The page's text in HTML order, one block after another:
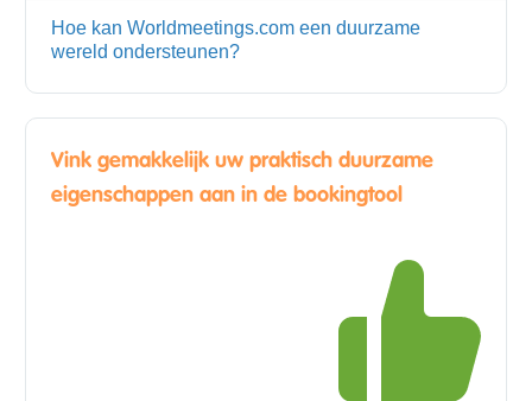
Hoe kan Worldmeetings.com een duurzame
wereld ondersteunen?
Vink gemakkelijk uw praktisch duurzame
eigenschappen aan in de bookingtool